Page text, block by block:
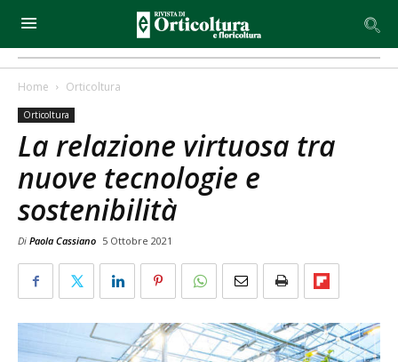
Home Orticoltura
Orticoltura
La relazione virtuosa tra
nuove tecnologie e
sostenibilità
Di Paola Cassiano 5 Ottobre 2021